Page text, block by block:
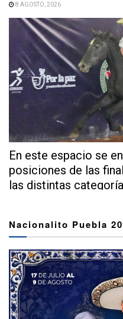
8 AGOSTO, 2026
En este espacio se
posiciones de las
las distintas
Nacionalito Puebla